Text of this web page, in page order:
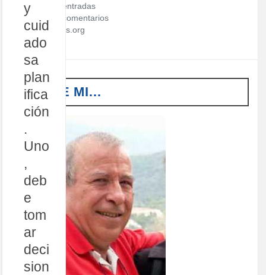
y
cuid
ado
sa
plan
ifica
ción
.
Uno
,
deb
e
tom
ar
deci
sion
Feed de entradas
Feed de comentarios
WordPress.org
SOBRE MI…